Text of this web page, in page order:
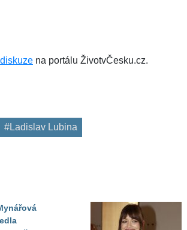
na portálu ŽivotvČesku.cz.
#Ladislav Lubina